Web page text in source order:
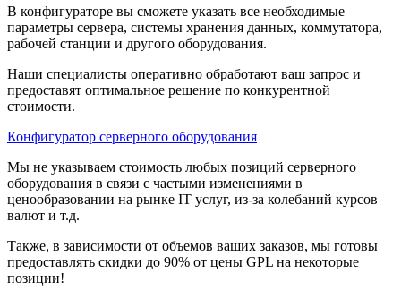
В конфигураторе вы сможете указать все необходимые
параметры сервера, системы хранения данных, коммутатора,
рабочей станции и другого оборудования.
Наши специалисты оперативно обработают ваш запрос и
предоставят оптимальное решение по конкурентной
стоимости.
Конфигуратор серверного оборудования
Мы не указываем стоимость любых позиций серверного
оборудования в связи с частыми изменениями в
ценообразовании на рынке IT услуг, из-за колебаний курсов
валют и т.д.
Также, в зависимости от объемов ваших заказов, мы готовы
предоставлять скидки до 90% от цены GPL на некоторые
позиции!